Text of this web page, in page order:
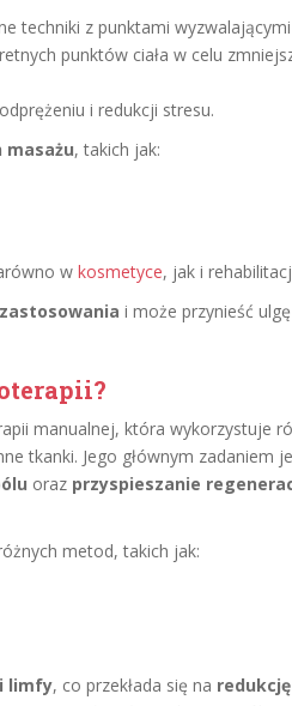
techniki z punktami
punktów ciała w celu
i redukcji stresu.
, takich jak:
w kosmetyce, jak i
i może przynieść
manualnej, która wykorzystuje
tkanki. Jego głównym zadaniem
oraz przyspieszanie
metod, takich jak:
limfy, co przekłada się na